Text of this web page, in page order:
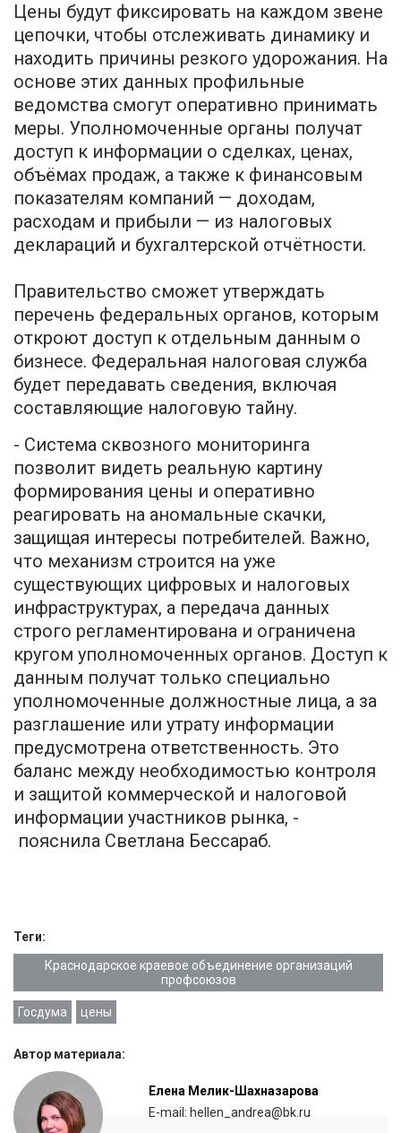
Цены будут фиксировать на каждом звене
цепочки, чтобы отслеживать динамику и
находить причины резкого удорожания. На
основе этих данных профильные
ведомства смогут оперативно принимать
меры. Уполномоченные органы получат
доступ к информации о сделках, ценах,
объёмах продаж, а также к финансовым
показателям компаний — доходам,
расходам и прибыли — из налоговых
деклараций и бухгалтерской отчётности.
Правительство сможет утверждать
перечень федеральных органов, которым
откроют доступ к отдельным данным о
бизнесе. Федеральная налоговая служба
будет передавать сведения, включая
составляющие налоговую тайну.
- Система сквозного мониторинга
позволит видеть реальную картину
формирования цены и оперативно
реагировать на аномальные скачки,
защищая интересы потребителей. Важно,
что механизм строится на уже
существующих цифровых и налоговых
инфраструктурах, а передача данных
строго регламентирована и ограничена
кругом уполномоченных органов. Доступ к
данным получат только специально
уполномоченные должностные лица, а за
разглашение или утрату информации
предусмотрена ответственность. Это
баланс между необходимостью контроля
и защитой коммерческой и налоговой
информации участников рынка, -
пояснила Светлана Бессараб.
Теги:
Краснодарское краевое объединение организаций
профсоюзов
Госдума цены
Автор материала:
Елена Мелик-Шахназарова
E-mail: hellen_andrea@bk.ru